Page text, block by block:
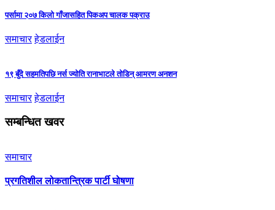
पर्सामा २०७ किलो गाँजासहित पिकअप चालक पक्राउ
समाचार हेडलाईन
१९ बुँदे सहमतिपछि नर्स ज्योति रानाभाटले तोडिन् आमरण अनशन
समाचार हेडलाईन
सम्बन्धित खवर
समाचार
प्रगतिशील लोकतान्त्रिक पार्टी घोषणा